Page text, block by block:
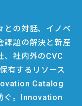
との対話、イノベ
課題の解決と新産
、社内外のCVC
有するリソース
Catalog
ぐ。Innovation